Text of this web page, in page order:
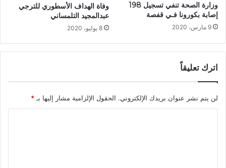
وزارة الصحة تنفي تسجيل 198
إصابة بكورونا فـي قفصة
9 مارس، 2020
وفاة الهداف الأسطوري للترجي
عبدالمجيد التلمساني
8 يوليو، 2020
اترك تعليقاً
لن يتم نشر عنوان بريدك الإلكتروني. الحقول الإلزامية مشار إليها بـ *